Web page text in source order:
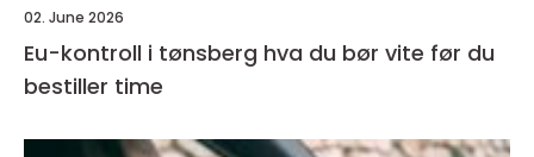
02. June 2026
Eu-kontroll i tønsberg hva du bør vite før du
bestiller time